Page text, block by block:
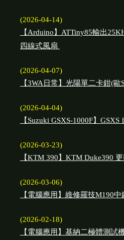
(2026-04-14)
【Arduino】ATTiny85輸出
四線式風扇
(2026-04-07)
【3WA日常】光陽單二卡鉗(歐
(2026-04-04)
【Suzuki GSXS-1000F】
(2026-03-23)
【KTM 390】KTM Duke390
(2026-03-06)
【電腦應用】維修羅技M190中
(2026-02-18)
【電腦應用】基納二極體測試